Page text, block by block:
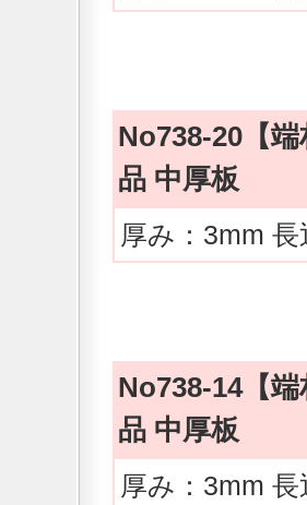
No738-20【
品 中厚板
厚み：3mm
No738-14【
品 中厚板
厚み：3mm